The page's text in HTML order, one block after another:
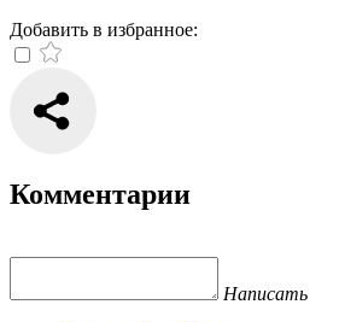
Добавить в избранное:
Комментарии
Написать